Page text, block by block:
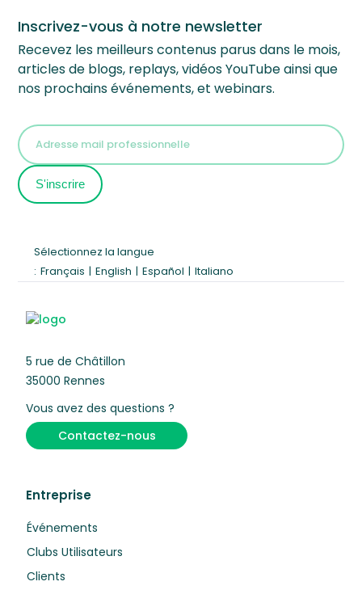
Inscrivez-vous à notre newsletter
Recevez les meilleurs contenus parus dans le mois,
articles de blogs, replays, vidéos YouTube ainsi que
nos prochains événements, et webinars.
Sélectionnez la langue
: Français | English | Español | Italiano
5 rue de Châtillon
35000 Rennes
Vous avez des questions ?
Contactez-nous
Entreprise
Événements
Clubs Utilisateurs
Clients